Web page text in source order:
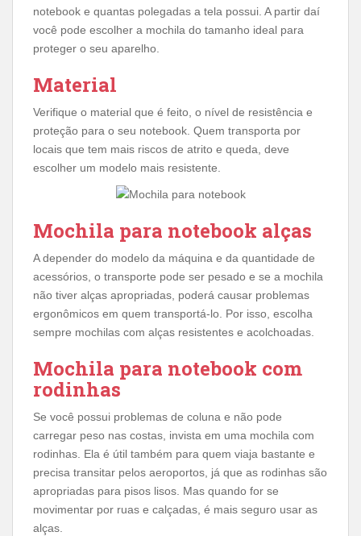
notebook e quantas polegadas a tela possui. A partir daí
você pode escolher a mochila do tamanho ideal para
proteger o seu aparelho.
Material
Verifique o material que é feito, o nível de resistência e
proteção para o seu notebook. Quem transporta por
locais que tem mais riscos de atrito e queda, deve
escolher um modelo mais resistente.
Mochila para notebook alças
A depender do modelo da máquina e da quantidade de
acessórios, o transporte pode ser pesado e se a mochila
não tiver alças apropriadas, poderá causar problemas
ergonômicos em quem transportá-lo. Por isso, escolha
sempre mochilas com alças resistentes e acolchoadas.
Mochila para notebook com
rodinhas
Se você possui problemas de coluna e não pode
carregar peso nas costas, invista em uma mochila com
rodinhas. Ela é útil também para quem viaja bastante e
precisa transitar pelos aeroportos, já que as rodinhas são
apropriadas para pisos lisos. Mas quando for se
movimentar por ruas e calçadas, é mais seguro usar as
alças.